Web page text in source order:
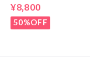
Derby Shoes Dark
Brown
¥8,800
50%OFF